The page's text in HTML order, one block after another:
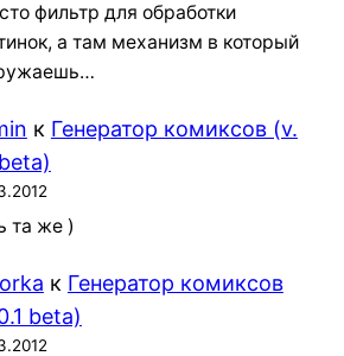
фильтр для обработки
а там механизм в который
к Генератор комиксов (v.
та же )
к Генератор комиксов
beta)